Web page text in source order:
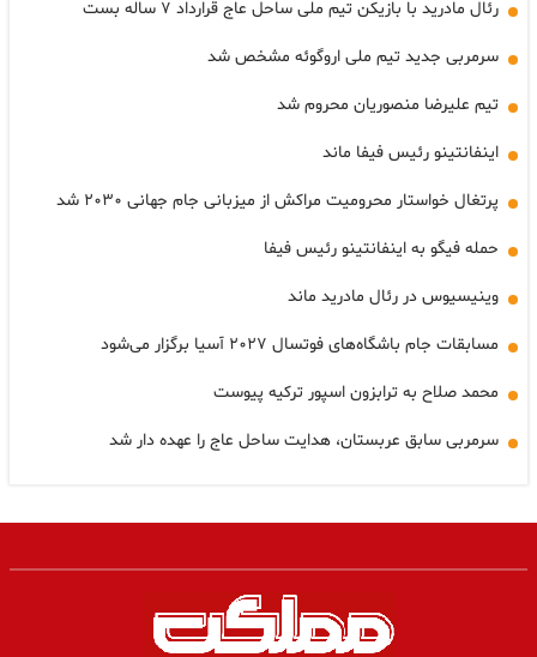
رئال مادرید با بازیکن تیم ملی ساحل عاج قرارداد ۷ ساله بست
سرمربی جدید تیم ملی اروگوئه مشخص شد
تیم علیرضا منصوریان محروم شد
اینفانتینو رئیس فیفا ماند
پرتغال خواستار محرومیت مراکش از میزبانی جام جهانی ۲۰۳۰ شد
حمله فیگو به اینفانتینو رئیس فیفا
وینیسیوس در رئال مادرید ماند
مسابقات جام باشگاه‌های فوتسال ۲۰۲۷ آسیا برگزار می‌شود
محمد صلاح به ترابزون اسپور ترکیه پیوست
سرمربی سابق عربستان، هدایت ساحل عاج را عهده دار شد